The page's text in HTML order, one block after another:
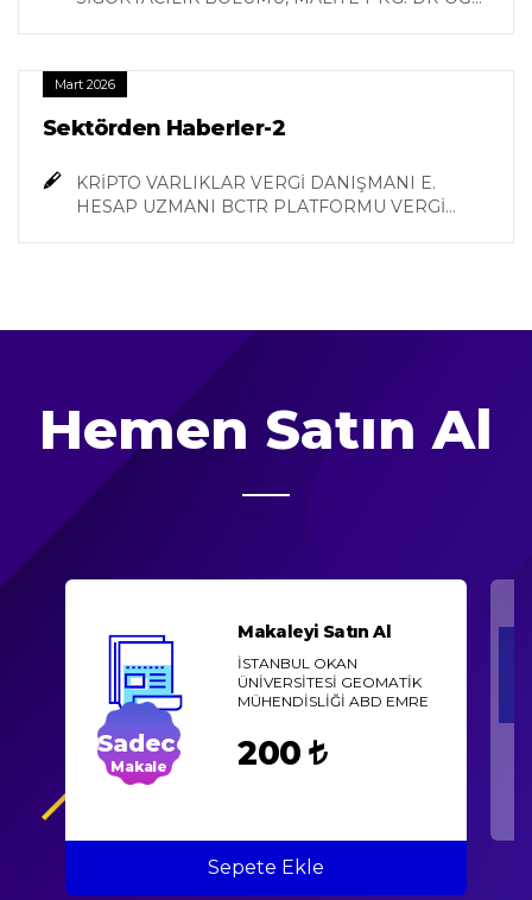
Mart 2026
Sektörden Haberler-2
KRİPTO VARLIKLAR VERGİ DANIŞMANI E.
HESAP UZMANI BCTR PLATFORMU VERGİ
Hemen Satın Al
Sadece
Makale
Makaleyi Satın Al
İSTANBUL OKAN
ÜNİVERSİTESİ GEOMATİK
MÜHENDİSLİĞİ ABD EMRE
ÜNİVERSİTESİ GEOMATİK
MÜHENDİSLİĞİ ABD PROF
200
Sepete Ekle